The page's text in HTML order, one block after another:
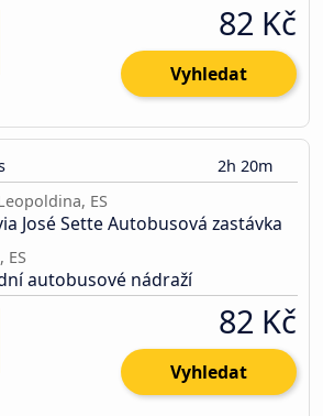
82 Kč
Vyhledat
2h 20m
ES
José Sette Autobusová zastávka
ES
autobusové nádraží
82 Kč
Vyhledat